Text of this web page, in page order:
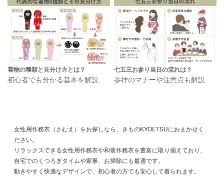
着物の種類と見分け方とは？
初心者でも分かる基本を解説
七五三お参り当日の流れは？
参拝のマナーや注意点も解説
女性用作務衣（さむえ）をお探しなら、きものKYOETSUにおまかせく
ださい。
リラックスできる女性用作務衣や和装作務衣を豊富に取り揃えており、
自宅でのくつろぎタイムや家事、お掃除にも最適です。
動きやすく快適なデザインで、初心者の方でも安心して着られます。